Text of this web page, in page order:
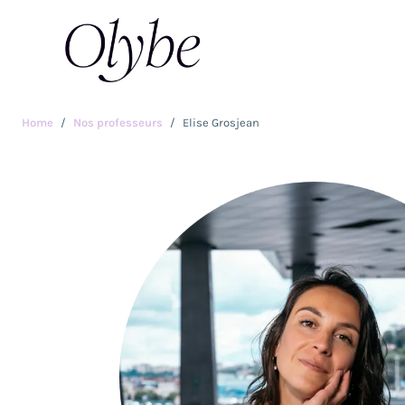
Home Nos professeurs Elise Grosjean